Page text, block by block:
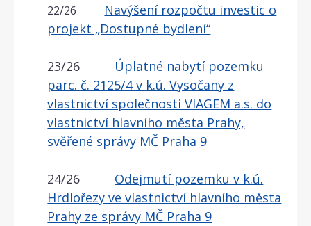
22/26 Navýšení rozpočtu investic o
projekt „Dostupné bydlení“
23/26 Úplatné nabytí pozemku
parc. č. 2125/4 v k.ú. Vysočany z
vlastnictví společnosti VIAGEM a.s. do
vlastnictví hlavního města Prahy,
svěřené správy MČ Praha 9
24/26 Odejmutí pozemku v k.ú.
Hrdlořezy ve vlastnictví hlavního města
Prahy ze správy MČ Praha 9